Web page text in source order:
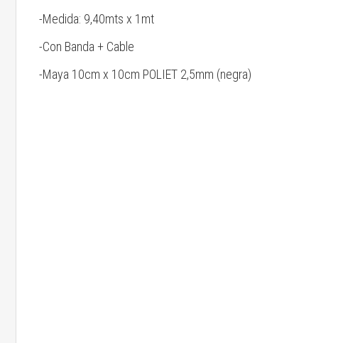
-Medida: 9,40mts x 1mt
-Con Banda + Cable
-Maya 10cm x 10cm POLIET 2,5mm (negra)